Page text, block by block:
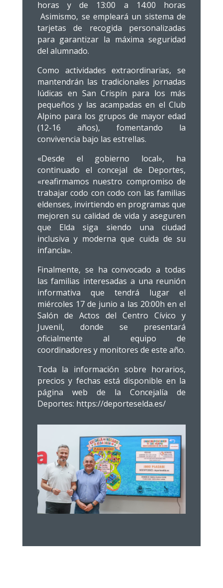
horas y de 13:00 a 14:00 horas
Asimismo, se empleará un sistema de
tarjetas de recogida personalizadas
para garantizar la máxima seguridad
del alumnado.
Como actividades extraordinarias, se
mantendrán las tradicionales jornadas
lúdicas en San Crispín para los más
pequeños y las acampadas en el Club
Alpino para los grupos de mayor edad
(12-16 años), fomentando la
convivencia bajo las estrellas.
«Desde el gobierno local», ha
continuado el concejal de Deportes,
«reafirmamos nuestro compromiso de
trabajar codo con codo con las familias
eldenses, invirtiendo en programas que
mejoren su calidad de vida y aseguren
que Elda siga siendo una ciudad
inclusiva y moderna que cuida de su
infancia».
Finalmente, se ha convocado a todas
las familias interesadas a una reunión
informativa que tendrá lugar el
miércoles 17 de junio a las 20:00h en el
Salón de Actos del Centro Cívico y
Juvenil, donde se presentará
oficialmente al equipo de
coordinadores y monitores de este año.
Toda la información sobre horarios,
precios y fechas está disponible en la
página web de la Concejalía de
Deportes: https://deporteselda.es/